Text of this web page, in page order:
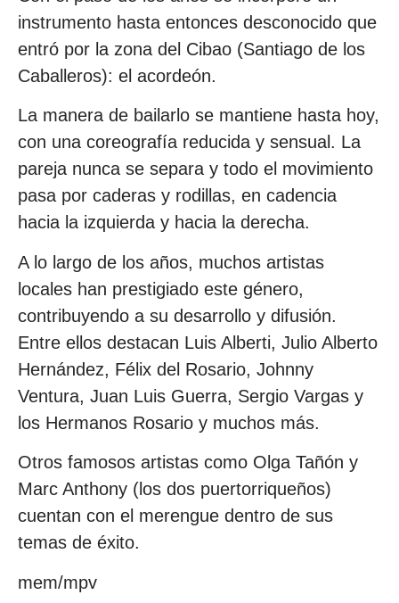
instrumento hasta entonces desconocido que
entró por la zona del Cibao (Santiago de los
Caballeros): el acordeón.
La manera de bailarlo se mantiene hasta hoy,
con una coreografía reducida y sensual. La
pareja nunca se separa y todo el movimiento
pasa por caderas y rodillas, en cadencia
hacia la izquierda y hacia la derecha.
A lo largo de los años, muchos artistas
locales han prestigiado este género,
contribuyendo a su desarrollo y difusión.
Entre ellos destacan Luis Alberti, Julio Alberto
Hernández, Félix del Rosario, Johnny
Ventura, Juan Luis Guerra, Sergio Vargas y
los Hermanos Rosario y muchos más.
Otros famosos artistas como Olga Tañón y
Marc Anthony (los dos puertorriqueños)
cuentan con el merengue dentro de sus
temas de éxito.
mem/mpv